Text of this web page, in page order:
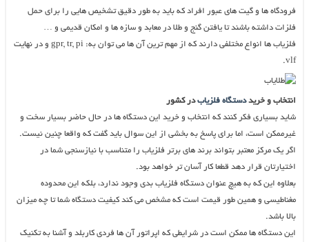
فرودگاه ها و گیت های عبور افراد که باید به طور دقیق تشخیص هایی را برای حمل
فلزات داشته باشند تا یافتن گنج و طلا در معابد و سازه ها و امکان قدیمی و …
فلزیاب ها انواع مختلفی دارند که از مهم ترین آن ها می توان به: gpr, tr, pi و در نهایت
vlf.
انتخاب و خریددستگاه فلزیابدر کشور
شاید بسیاری فکر کنند که انتخاب و خرید این دستگاه ها در حال حاضر بسیار سخت و
غیرممکن است، اما برای پاسخ به بخشی از این سوال باید گفت که واقعا چنین نیست.
اگر یک مرکز معتبر بتواند برند های برتر فلزیاب را متناسب با نیازسنجی شما در
اختیارتان قرار دهد قطعا کار آسان تر خواهد بود.
بعلاوه این که به هیچ عنوان دستگاه فلزیاب بدی وجود ندارد، بلکه این محدوده
مغناطیسی و همین طور قیمت است که مشخص می کند کیفیت دستگاه شما تا چه میزان
بالا باشد.
این دستگاه ها ممکن است در شرایطی که اپراتور آن ها فردی کاربلد و آشنا به تکنیک